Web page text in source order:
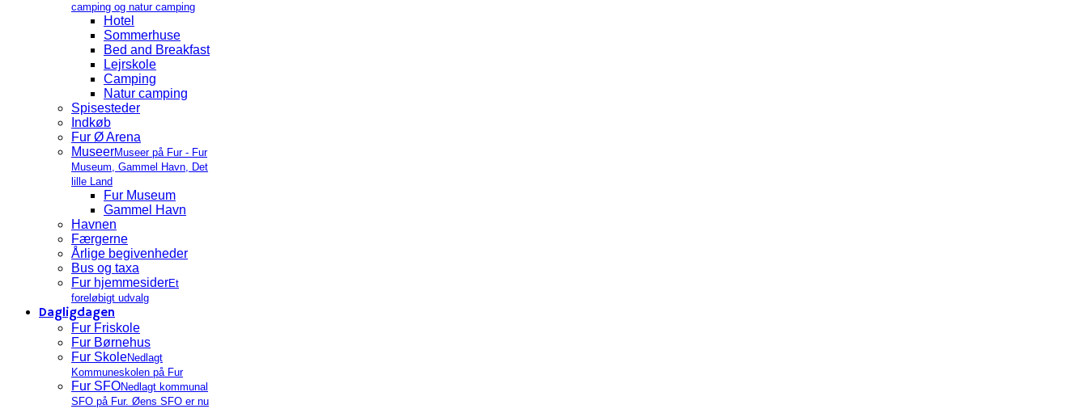
camping og natur camping
Hotel
Sommerhuse
Bed and Breakfast
Lejrskole
Camping
Natur camping
Spisesteder
Indkøb
Fur Ø Arena
MuseerMuseer på Fur - Fur
Museum, Gammel Havn, Det
lille Land
Fur Museum
Gammel Havn
Havnen
Færgerne
Årlige begivenheder
Bus og taxa
Fur hjemmesiderEt
foreløbigt udvalg
Dagligdagen
Fur Friskole
Fur Børnehus
Fur SkoleNedlagt
Kommuneskolen på Fur
Fur SFONedlagt kommunal
SFO på Fur. Øens SFO er nu